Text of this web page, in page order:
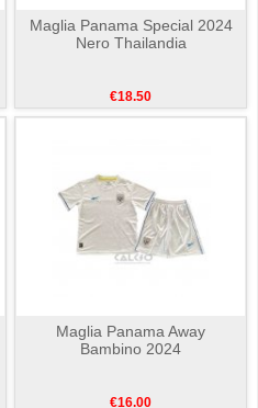
Maglia Panama Special 2024
Nero Thailandia
€18.50
Maglia Panama Away
Bambino 2024
€16.00